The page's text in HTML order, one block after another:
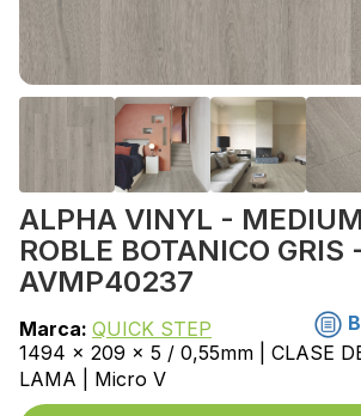
ALPHA VINYL -
ROBLE BOTANICO GRIS
AVMP40237
Marca: QUICK STEP
1494 x 209 x 5 / 0,55mm | CLASE
LAMA | Micro V